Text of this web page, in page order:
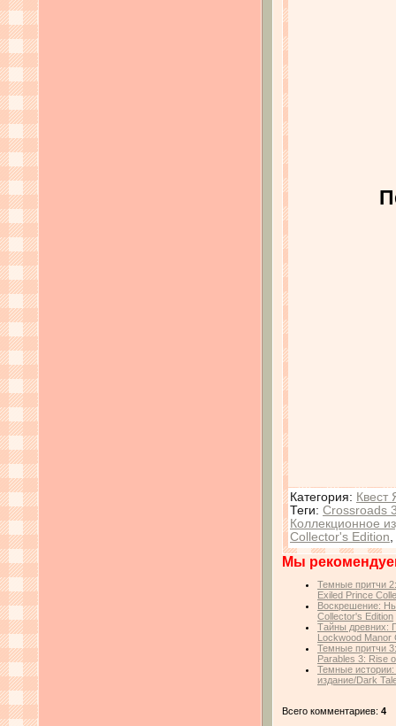
Категория: Квест
Теги: Crossroads
Коллекционное
Collector's Edition
Мы
Темные притчи
Exiled Prince
Воскрешение:
Collector's Edition
Тайны древних:
Lockwood
Темные притчи
Parables 3: Rise
Темные истории:
издание/Dark
Всего комментариев: 4